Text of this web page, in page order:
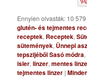
Ennyien olvasták: 10 579
glutén- és tejmentes
receptek, Receptek,
sütemények, Ünnepi
tepszijéből Sasó módra,
isler,linzer,mentes
tejmentes linzer |